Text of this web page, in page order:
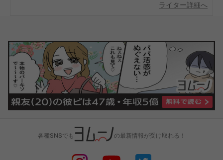
ライター詳細へ
各種SNSでも の最新情報が受け取れる！